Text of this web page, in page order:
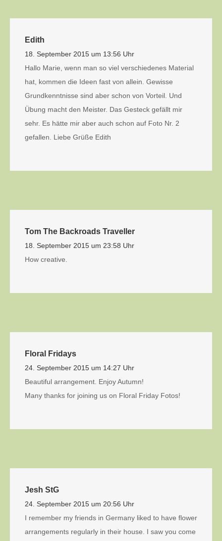
Edith
18. September 2015 um 13:56 Uhr
Hallo Marie, wenn man so viel verschiedenes Material
hat, kommen die Ideen fast von allein. Gewisse
Grundkenntnisse sind aber schon von Vorteil. Und
Übung macht den Meister. Das Gesteck gefällt mir
sehr. Es hätte mir aber auch schon auf Foto Nr. 2
gefallen. Liebe Grüße Edith
Tom The Backroads Traveller
18. September 2015 um 23:58 Uhr
How creative.
Floral Fridays
24. September 2015 um 14:27 Uhr
Beautiful arrangement. Enjoy Autumn!
Many thanks for joining us on Floral Friday Fotos!
Jesh StG
24. September 2015 um 20:56 Uhr
I remember my friends in Germany liked to have flower
arrangements regularly in their house. I saw you come